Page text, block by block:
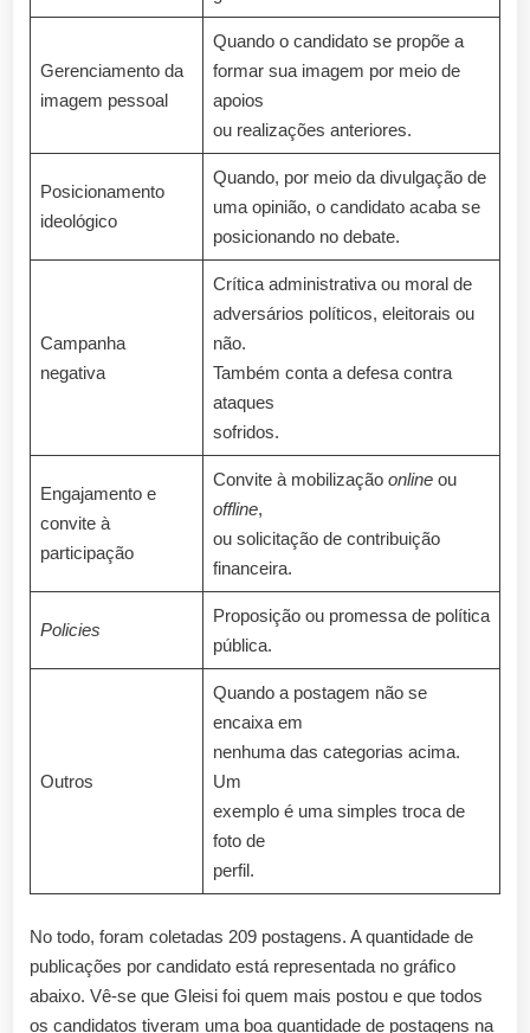
Gerenciamento da
imagem pessoal
Quando o candidato se propõe a
formar sua imagem por meio de
apoios
ou realizações anteriores.
Posicionamento
ideológico
Quando, por meio da divulgação de
uma opinião, o candidato acaba se
posicionando no debate.
Campanha
negativa
Crítica administrativa ou moral de
adversários políticos, eleitorais ou
não.
Também conta a defesa contra
ataques
sofridos.
Engajamento e
convite à
participação
Convite à mobilização onlineou
offline,
ou solicitação de contribuição
financeira.
Policies
Proposição ou promessa de política
pública.
Outros
Quando a postagem não se
encaixa em
nenhuma das categorias acima.
Um
exemplo é uma simples troca de
foto de
perfil.
No todo, foram coletadas 209 postagens. A quantidade de
publicações por candidato está representada no gráfico
abaixo. Vê-se que Gleisi foi quem mais postou e que todos
os candidatos tiveram uma boa quantidade de postagens na